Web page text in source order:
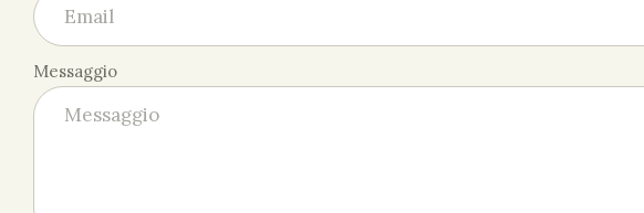
Messaggio